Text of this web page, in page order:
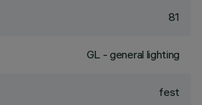
81
GL - general lighting
fest